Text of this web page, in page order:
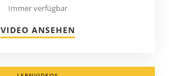
Immer verfügbar
VIDEO ANSEHEN